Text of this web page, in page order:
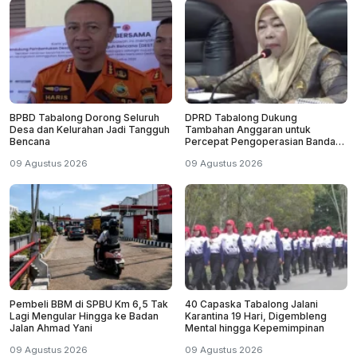
BPBD Tabalong Dorong Seluruh
Desa dan Kelurahan Jadi Tangguh
Bencana
09 Agustus 2026
DPRD Tabalong Dukung
Tambahan Anggaran untuk
Percepat Pengoperasian Bandara
09 Agustus 2026
Pembeli BBM di SPBU Km 6,5 Tak
Lagi Mengular Hingga ke Badan
Jalan Ahmad Yani
09 Agustus 2026
40 Capaska Tabalong Jalani
Karantina 19 Hari, Digembleng
Mental hingga Kepemimpinan
09 Agustus 2026